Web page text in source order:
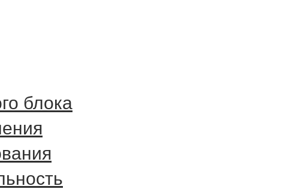
блока